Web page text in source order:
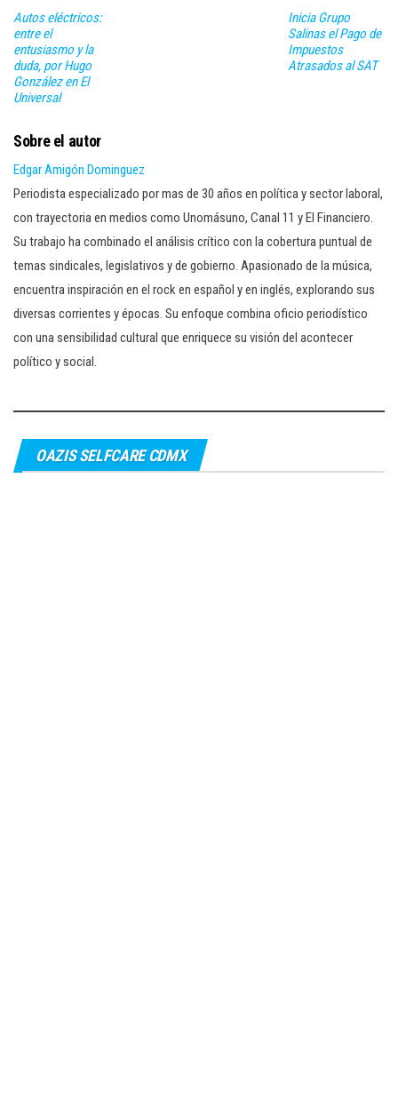
Autos eléctricos:
entre el
entusiasmo y la
duda, por Hugo
González en El
Universal
Inicia Grupo
Salinas el Pago de
Impuestos
Atrasados al SAT
Sobre el autor
Edgar Amigón Dominguez
Periodista especializado por mas de 30 años en política y sector laboral,
con trayectoria en medios como Unomásuno, Canal 11 y El Financiero.
Su trabajo ha combinado el análisis crítico con la cobertura puntual de
temas sindicales, legislativos y de gobierno. Apasionado de la música,
encuentra inspiración en el rock en español y en inglés, explorando sus
diversas corrientes y épocas. Su enfoque combina oficio periodístico
con una sensibilidad cultural que enriquece su visión del acontecer
político y social.
OAZIS SELFCARE CDMX